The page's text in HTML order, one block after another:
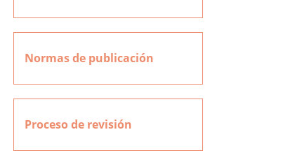
Normas de publicación
Proceso de revisión